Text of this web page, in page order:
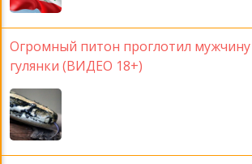
Огромный питон проглотил
гулянки (ВИДЕО 18+)